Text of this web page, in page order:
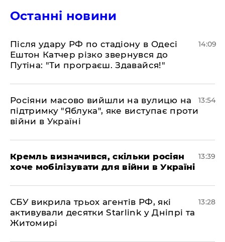
Останні новини
Після удару РФ по стадіону в Одесі
Ештон Катчер різко звернувся до
Путіна: "Ти програєш. Здавайся!"
14:09
Росіяни масово вийшли на вулицю на
підтримку "Яблука", яке виступає проти
війни в Україні
13:54
Кремль визначився, скільки росіян
хоче мобілізувати для війни в Україні
13:39
СБУ викрила трьох агентів РФ, які
активували десятки Starlink у Дніпрі та
Житомирі
13:28